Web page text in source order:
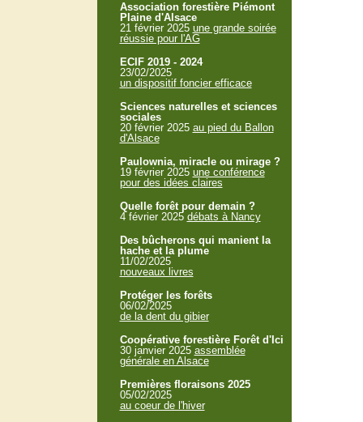
Association forestière Piémont
Plaine d'Alsace
21 février 2025 une grande soirée
réussie pour l'AG
ECIF 2019 - 2024
23/02/2025
un dispositif foncier efficace
Sciences naturelles et sciences
sociales
20 février 2025 au pied du Ballon
d'Alsace
Paulownia, miracle ou mirage ?
19 février 2025 une conférence
pour des idées claires
Quelle forêt pour demain ?
4 février 2025 débats à Nancy
Des bûcherons qui manient la
hache et la plume
11/02/2025
nouveaux livres
Protéger les forêts
06/02/2025
de la dent du gibier
Coopérative forestière Forêt d'Ici
30 janvier 2025 assemblée
générale en Alsace
Premières floraisons 2025
05/02/2025
au coeur de l'hiver